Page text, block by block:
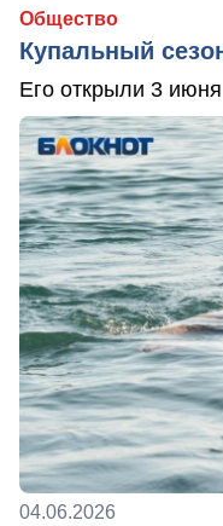
Общество
Купальный
Его открыли 3 июня
04.06.2026